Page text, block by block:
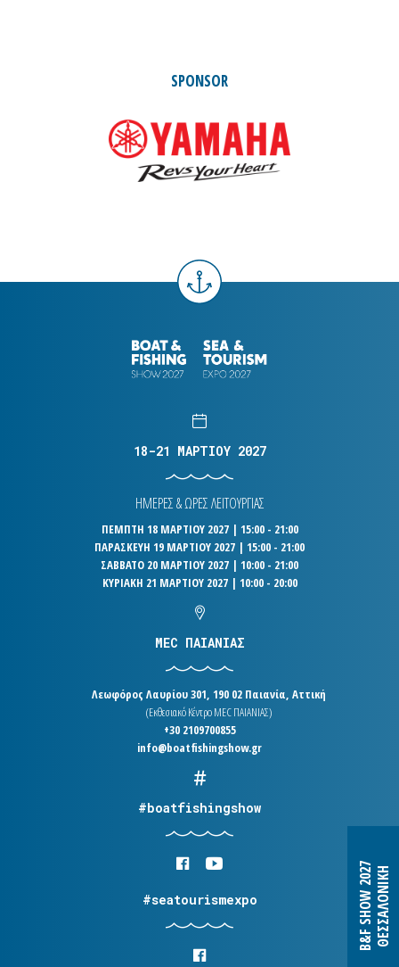
B&F SHOW 2027ΘΕΣΣΑΛΟΝΙΚΗ
SPONSOR
18-21 ΜΑΡΤΙΟΥ 2027
ΗΜΕΡΕΣ & ΩΡΕΣ ΛΕΙΤΟΥΡΓΙΑΣ
ΠΕΜΠΤΗ 18 ΜΑΡΤΙΟΥ 2027 | 15:00 - 21:00
ΠΑΡΑΣΚΕΥΗ 19 ΜΑΡΤΙΟΥ 2027 | 15:00 - 21:00
ΣΑΒΒΑΤΟ 20 ΜΑΡΤΙΟΥ 2027 | 10:00 - 21:00
ΚΥΡΙΑΚΗ 21 ΜΑΡΤΙΟΥ 2027 | 10:00 - 20:00
MEC ΠΑΙΑΝΙΑΣ
Λεωφόρος Λαυρίου 301, 190 02 Παιανία, Αττική
(Εκθεσιακό Κέντρο MEC ΠΑΙΑΝΙΑΣ)
+30 2109700855
info@boatfishingshow.gr
#boatfishingshow
#seatourismexpo